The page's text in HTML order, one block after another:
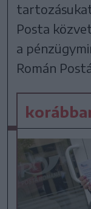
Posta
a
Román